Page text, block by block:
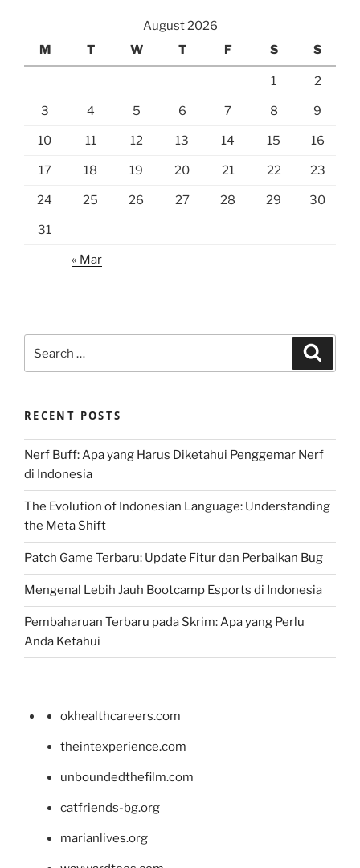
August 2026
M
T W T F S S
1 2
3 4 5 6 7 8 9
10 11 12 13 14 15 16
17 18 19 20 21 22 23
24 25 26 27 28 29 30
31
« Mar
for:
RECENT POSTS
Nerf Buff: Apa yang Harus Diketahui Penggemar Nerf
di Indonesia
The Evolution of Indonesian Language: Understanding
the Meta Shift
Patch Game Terbaru: Update Fitur dan Perbaikan Bug
Mengenal Lebih Jauh Bootcamp Esports di Indonesia
Pembaharuan Terbaru pada Skrim: Apa yang Perlu
Anda Ketahui
okhealthcareers.com
theintexperience.com
unboundedthefilm.com
catfriends-bg.org
marianlives.org